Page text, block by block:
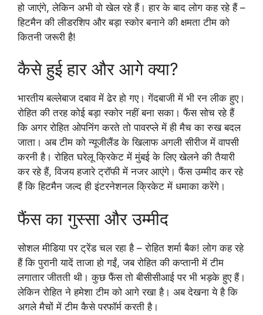
हो जाएंगे, लेकिन अभी वो खेल रहे हैं। हार के बाद लोग कह रहे हैं –
हिटमैन की लीडरशिप और बड़ा स्कोर बनाने की क्षमता टीम को
कितनी जरूरी है!
कैसे हुई हार और आगे क्या?
भारतीय बल्लेबाज दबाव में ढेर हो गए। गेंदबाजी में भी रन लीक हुए।
रोहित की तरह कोई बड़ा स्कोर नहीं बना सका। फैंस सोच रहे हैं
कि अगर रोहित ओपनिंग करते तो पावरप्ले में ही मैच का रुख बदल
जाता। अब टीम को न्यूजीलैंड के खिलाफ अगली सीरीज में वापसी
करनी है। रोहित घरेलू क्रिकेट में मुंबई के लिए खेलने की तैयारी
कर रहे हैं, विजय हजारे ट्रॉफी में नजर आएंगे। फैंस उम्मीद कर रहे
हैं कि हिटमैन जल्द ही इंटरनेशनल क्रिकेट में धमाका करेंगे।
फैंस का गुस्सा और उम्मीद
सोशल मीडिया पर ट्रेंड चल रहा है – रोहित शर्मा बैक! लोग कह रहे
हैं कि पुरानी यादें ताजा हो गईं, जब रोहित की कप्तानी में टीम
लगातार जीतती थी। कुछ फैंस तो बीसीसीआई पर भी भड़के हुए हैं।
लेकिन रोहित ने हमेशा टीम को आगे रखा है। अब देखना ये है कि
अगले मैचों में टीम कैसे परफॉर्म करती है।